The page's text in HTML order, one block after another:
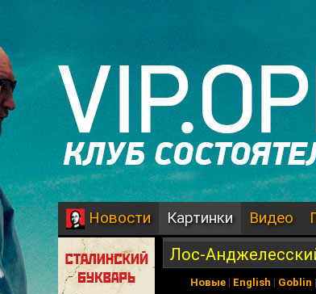
Новости Картинки Видео
Лос-
Новые| English | Goblin |